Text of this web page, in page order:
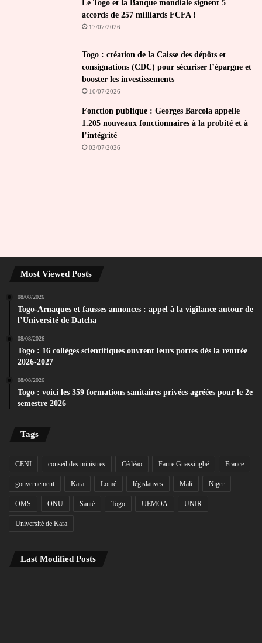
Le Togo et la Banque mondiale signent 5
accords de 257 milliards FCFA !
17/07/2026
Togo : création de la Caisse des dépôts et
consignations (CDC) pour sécuriser l’épargne et
booster les investissements
10/07/2026
Fonction publique : Georges Barcola appelle
1.205 nouveaux fonctionnaires à la probité et à
l’intégrité
02/07/2026
Most Viewed Posts
08/08/2026
Togo-Arnaques et fausses annonces : appel à la vigilance autour de
l’Université de Datcha
08/08/2026
Togo : 16 collèges scientifiques ouvrent leurs portes dès la rentrée
2026-2027
08/08/2026
Togo : voici les 359 formations sanitaires privées agréées pour le 2e
semestre 2026
Tags
CENI conseil des ministres Cédéao Faure Gnassingbé France
gouvernement Kara Lomé législatives Mali Niger
OMS ONU Santé Togo UEMOA UNIR
Université de Kara
Last Modified Posts